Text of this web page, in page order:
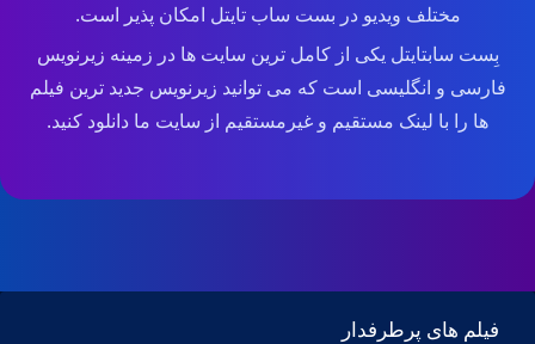
مختلف ویدیو در بست ساب تایتل امکان پذیر است.
بِست سابتایتل یکی از کامل ترین سایت ها در زمینه زیرنویس
فارسی و انگلیسی است که می توانید زیرنویس جدید ترین فیلم
ها را با لینک مستقیم و غیرمستقیم از سایت ما دانلود کنید.
فیلم های پرطرفدار